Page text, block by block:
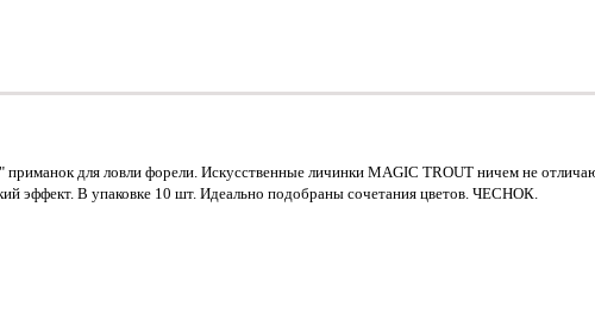
для ловли форели. Искусственные личинки MAGIC TROUT ничем не
эффект. В упаковке 10 шт. Идеально подобраны сочетания цветов. ЧЕСНОК.